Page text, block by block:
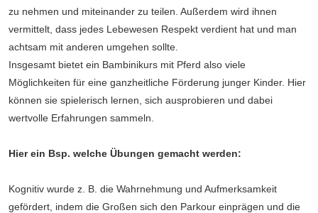
zu nehmen und miteinander zu teilen. Außerdem wird ihnen
vermittelt, dass jedes Lebewesen Respekt verdient hat und man
achtsam mit anderen umgehen sollte.
Insgesamt bietet ein Bambinikurs mit Pferd also viele
Möglichkeiten für eine ganzheitliche Förderung junger Kinder. Hier
können sie spielerisch lernen, sich ausprobieren und dabei
wertvolle Erfahrungen sammeln.
Hier ein Bsp. welche Übungen gemacht werden:
Kognitiv wurde z. B. die Wahrnehmung und Aufmerksamkeit
gefördert, indem die Großen sich den Parkour einprägen und die